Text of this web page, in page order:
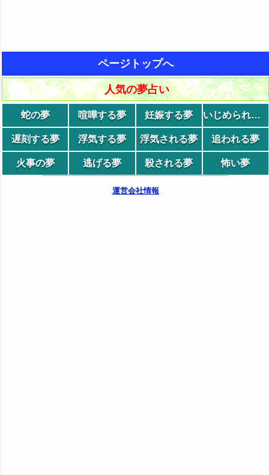
ページトップへ
人気の夢占い
蛇の夢 喧嘩する夢 妊娠する夢 いじめられる夢
遅刻する夢 浮気する夢 浮気される夢 追われる夢
火事の夢 逃げる夢 殺される夢 怖い夢
運営会社情報